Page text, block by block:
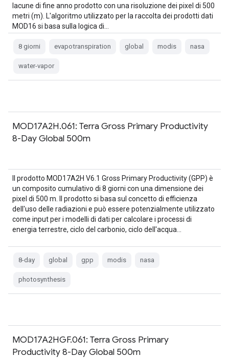
lacune di fine anno prodotto con una risoluzione dei pixel di 500
metri (m). L'algoritmo utilizzato per la raccolta dei prodotti dati
MOD16 si basa sulla logica di…
8 giorni evapotranspiration global modis nasa
water-vapor
MOD17A2H.061: Terra Gross Primary Productivity
8-Day Global 500m
Il prodotto MOD17A2H V6.1 Gross Primary Productivity (GPP) è
un composito cumulativo di 8 giorni con una dimensione dei
pixel di 500 m. Il prodotto si basa sul concetto di efficienza
dell'uso delle radiazioni e può essere potenzialmente utilizzato
come input per i modelli di dati per calcolare i processi di
energia terrestre, ciclo del carbonio, ciclo dell'acqua…
8-day global gpp modis nasa
photosynthesis
MOD17A2HGF.061: Terra Gross Primary
Productivity 8-Day Global 500m